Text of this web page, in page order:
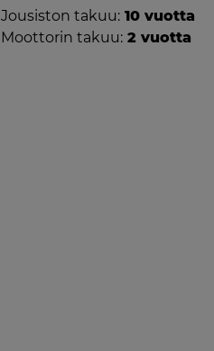
Jousiston takuu: 10 vuotta
Moottorin takuu: 2 vuotta